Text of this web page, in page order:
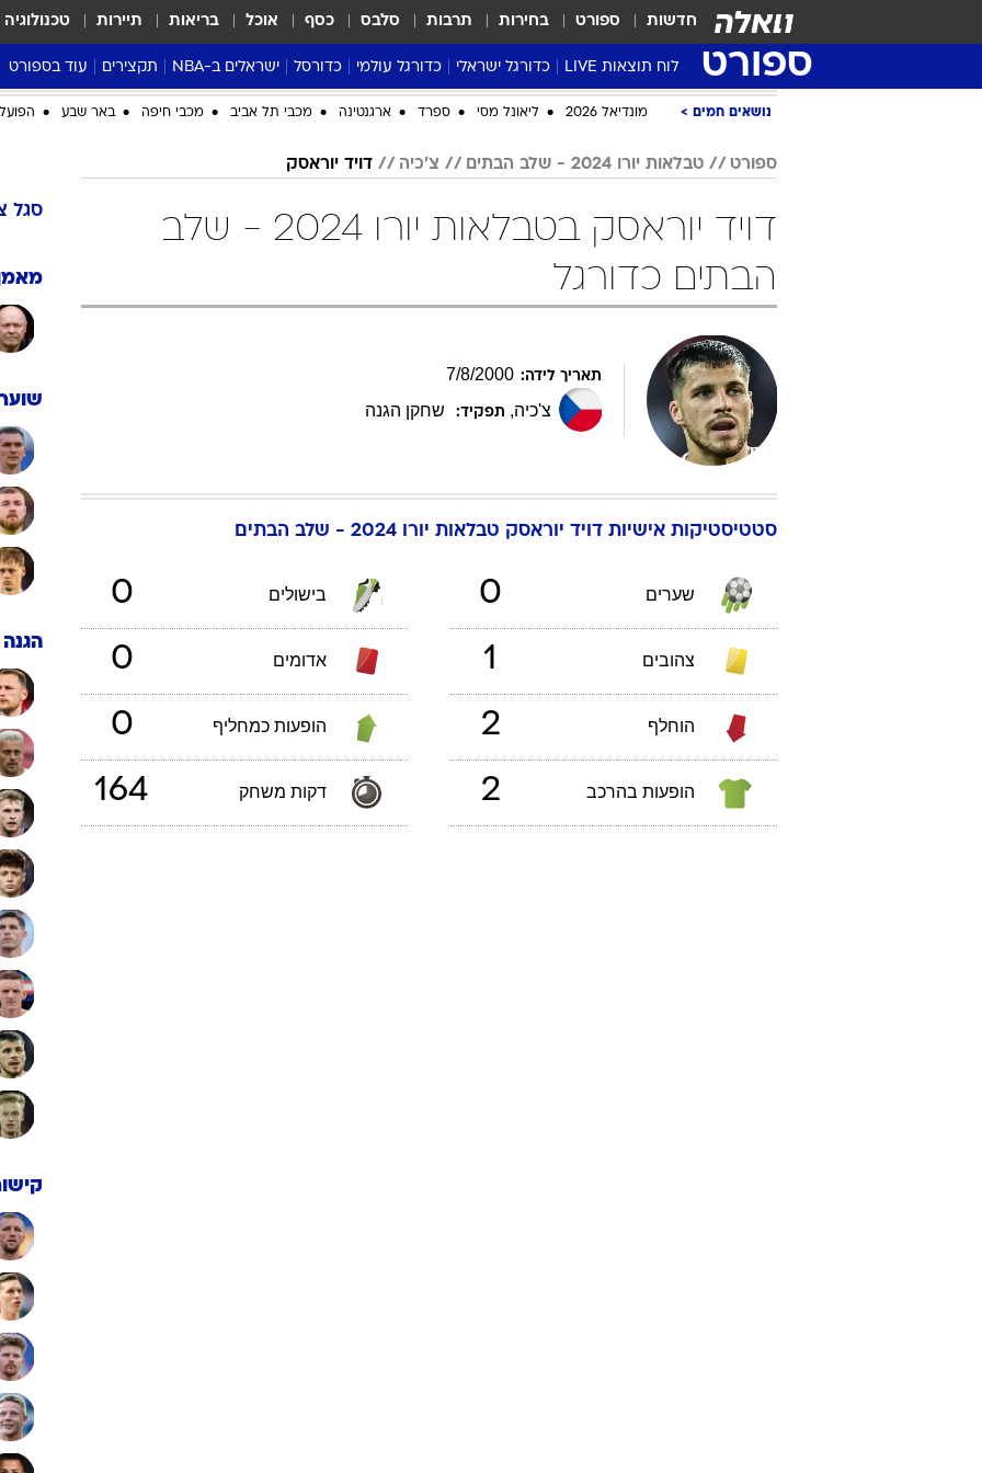
חדשות ספורט בחירות תרבות סלבס כסף אוכל בריאות תיירות טכנולוגיה
ספורט לוח תוצאות LIVE כדורגל ישראלי
ליגת העל Winner
גביע המדינה
שגרירים
ליגה לאומית
כדורגל עולמי
ליגה אנגלית
ליגה איטלקית
ליגה צרפתית
הליגה האירופית
כדורסל
ליגת העל
יורוליג וכדורסל אירופי
נבחרות ישראל בכדורסל
ישראלים ב-NBA
דני אבדיה
תקצירים עוד בספורט
מונדיאל 2026
פודקאסטים
אבא של שבת
מעל הטבעת
סערה
טראש טוק
ספורט
ענפים נוספים
לוח שידורים
החידה של
ארכיון מדורים
כתבו לנו
נושאים חמים מונדיאל 2026 ליאונל מסי ספרד ארגנטינה מכבי תל אביב מכבי חיפה באר שבע
ספורט טבלאות יורו 2024 - שלב הבתים צ'כיה דויד יוראסק
דויד יוראסק בטבלאות יורו 2024 - שלב
הבתים כדורגל
תאריך לידה: 7/8/2000
צ'כיה, תפקיד: שחקן הגנה
סטטיסטיקות אישיות דויד יוראסק טבלאות יורו 2024 - שלב הבתים
שערים 0 בישולים 0
צהובים 1 אדומים 0
הוחלף 2 הופעות כמחליף 0
הופעות בהרכב 2 דקות משחק 164
סגל
מאמן
הגנה